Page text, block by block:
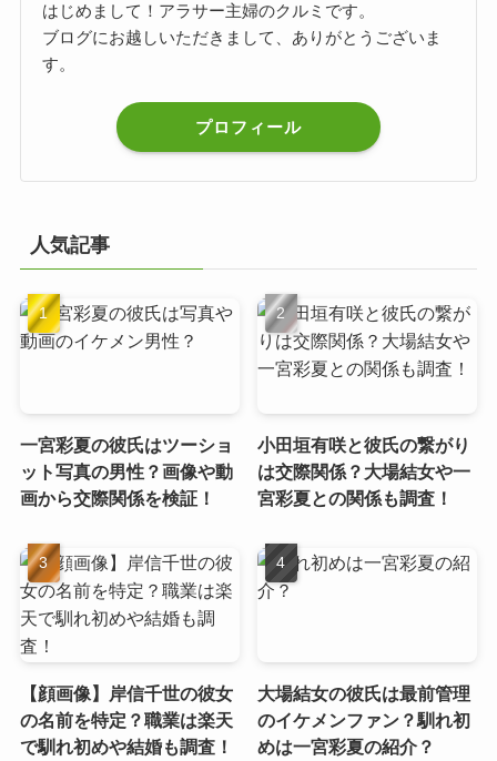
はじめまして！アラサー主婦のクルミです。
ブログにお越しいただきまして、ありがとうございま
す。
プロフィール
人気記事
一宮彩夏の彼氏はツーショ
ット写真の男性？画像や動
画から交際関係を検証！
小田垣有咲と彼氏の繋がり
は交際関係？大場結女や一
宮彩夏との関係も調査！
【顔画像】岸信千世の彼女
の名前を特定？職業は楽天
で馴れ初めや結婚も調査！
大場結女の彼氏は最前管理
のイケメンファン？馴れ初
めは一宮彩夏の紹介？